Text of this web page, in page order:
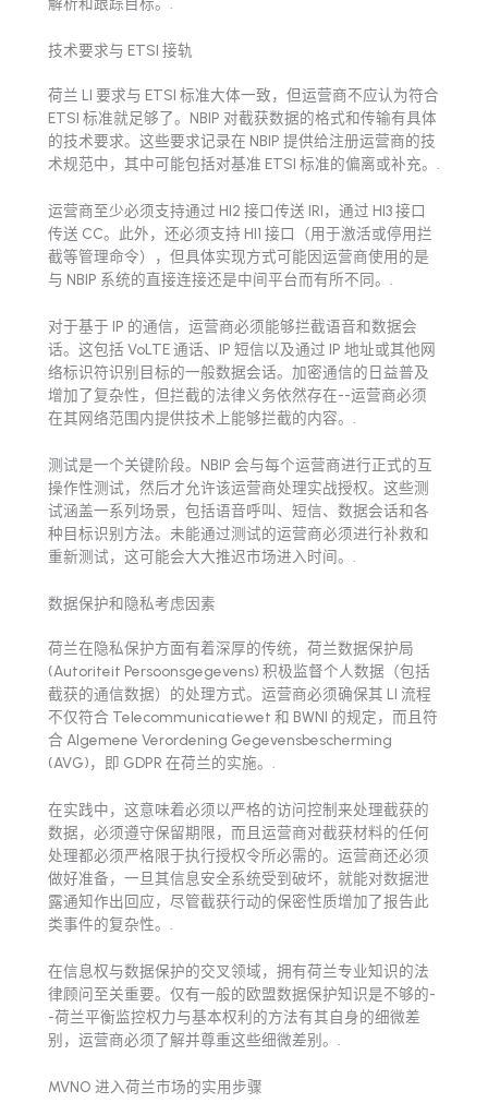
技术要求与 ETSI 接轨
荷兰 LI 要求与 ETSI 标准大体一致，但运营商不应认为符合
ETSI 标准就足够了。NBIP 对截获数据的格式和传输有具体
的技术要求。这些要求记录在 NBIP 提供给注册运营商的技
术规范中，其中可能包括对基准 ETSI 标准的偏离或补充。.
运营商至少必须支持通过 HI2 接口传送 IRI，通过 HI3 接口
传送 CC。此外，还必须支持 HI1 接口（用于激活或停用拦
截等管理命令），但具体实现方式可能因运营商使用的是
与 NBIP 系统的直接连接还是中间平台而有所不同。.
对于基于 IP 的通信，运营商必须能够拦截语音和数据会
话。这包括 VoLTE 通话、IP 短信以及通过 IP 地址或其他网
络标识符识别目标的一般数据会话。加密通信的日益普及
增加了复杂性，但拦截的法律义务依然存在--运营商必须
在其网络范围内提供技术上能够拦截的内容。.
测试是一个关键阶段。NBIP 会与每个运营商进行正式的互
操作性测试，然后才允许该运营商处理实战授权。这些测
试涵盖一系列场景，包括语音呼叫、短信、数据会话和各
种目标识别方法。未能通过测试的运营商必须进行补救和
重新测试，这可能会大大推迟市场进入时间。.
数据保护和隐私考虑因素
荷兰在隐私保护方面有着深厚的传统，荷兰数据保护局
(Autoriteit Persoonsgegevens) 积极监督个人数据（包括
截获的通信数据）的处理方式。运营商必须确保其 LI 流程
不仅符合 Telecommunicatiewet 和 BWNI 的规定，而且符
合 Algemene Verordening Gegevensbescherming
(AVG)，即 GDPR 在荷兰的实施。.
在实践中，这意味着必须以严格的访问控制来处理截获的
数据，必须遵守保留期限，而且运营商对截获材料的任何
处理都必须严格限于执行授权令所必需的。运营商还必须
做好准备，一旦其信息安全系统受到破坏，就能对数据泄
露通知作出回应，尽管截获行动的保密性质增加了报告此
类事件的复杂性。.
在信息权与数据保护的交叉领域，拥有荷兰专业知识的法
律顾问至关重要。仅有一般的欧盟数据保护知识是不够的-
-荷兰平衡监控权力与基本权利的方法有其自身的细微差
别，运营商必须了解并尊重这些细微差别。.
MVNO 进入荷兰市场的实用步骤